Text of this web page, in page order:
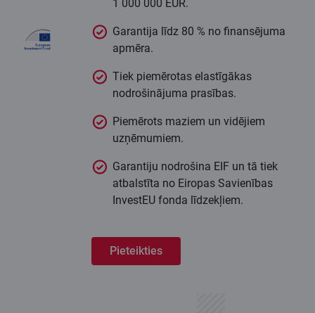
1 000 000 EUR.
Garantija līdz 80 % no finansējuma
apmēra.
Tiek piemērotas elastīgākas
nodrošinājuma prasības.
Piemērots maziem un vidējiem
uzņēmumiem.
Garantiju nodrošina EIF un tā tiek
atbalstīta no Eiropas Savienības
InvestEU fonda līdzekļiem.
Pieteikties